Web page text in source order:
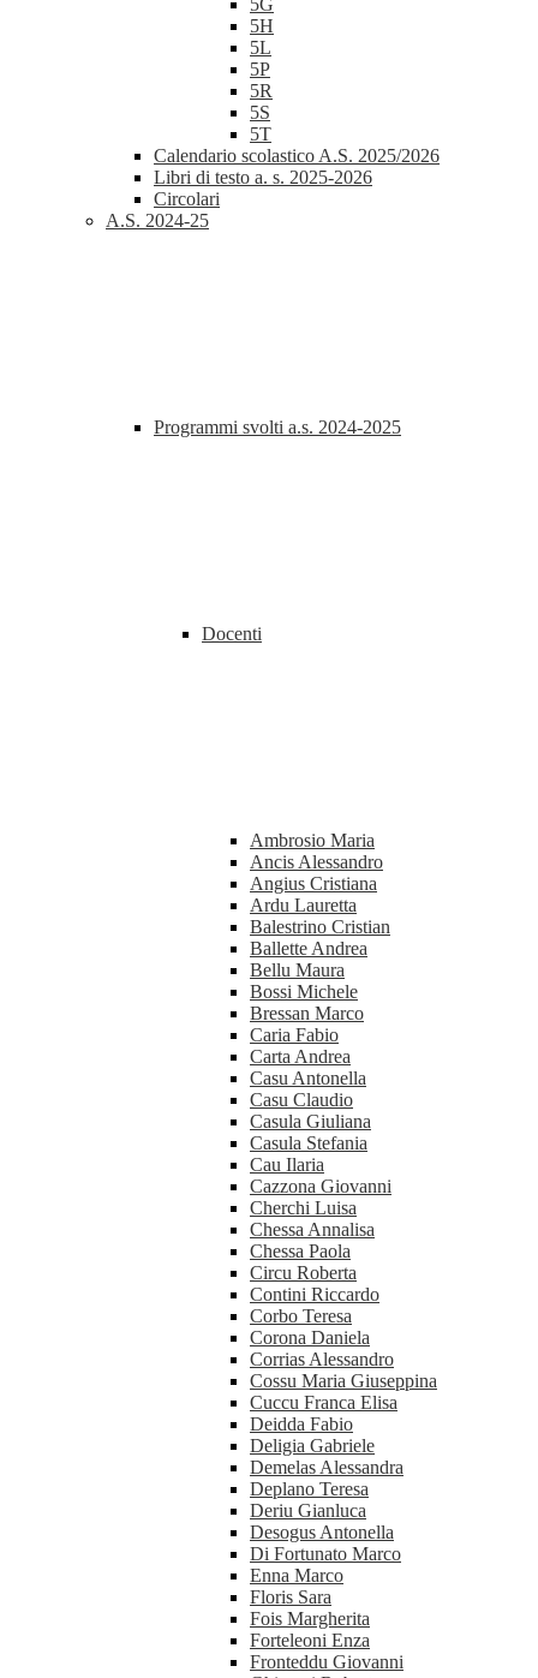
5G
5H
5L
5P
5R
5S
5T
Calendario scolastico A.S. 2025/2026
Libri di testo a. s. 2025-2026
Circolari
A.S. 2024-25
Programmi svolti a.s. 2024-2025
Docenti
Ambrosio Maria
Ancis Alessandro
Angius Cristiana
Ardu Lauretta
Balestrino Cristian
Ballette Andrea
Bellu Maura
Bossi Michele
Bressan Marco
Caria Fabio
Carta Andrea
Casu Antonella
Casu Claudio
Casula Giuliana
Casula Stefania
Cau Ilaria
Cazzona Giovanni
Cherchi Luisa
Chessa Annalisa
Chessa Paola
Circu Roberta
Contini Riccardo
Corbo Teresa
Corona Daniela
Corrias Alessandro
Cossu Maria Giuseppina
Cuccu Franca Elisa
Deidda Fabio
Deligia Gabriele
Demelas Alessandra
Deplano Teresa
Deriu Gianluca
Desogus Antonella
Di Fortunato Marco
Enna Marco
Floris Sara
Fois Margherita
Forteleoni Enza
Fronteddu Giovanni